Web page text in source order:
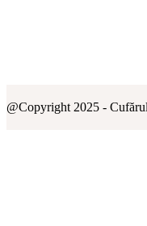
@Copyright 2025 -